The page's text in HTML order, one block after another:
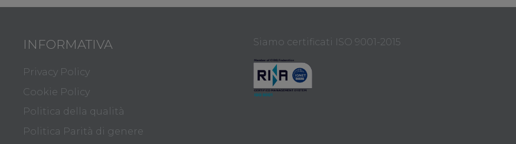
INFORMATIVA
Privacy Policy
Cookie Policy
Politica della qualità
Politica Parità di genere
Siamo certificati ISO 9001-2015